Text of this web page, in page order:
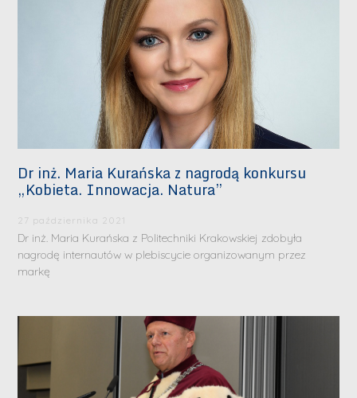
Dr inż. Maria Kurańska z nagrodą konkursu
„Kobieta. Innowacja. Natura”
27 października 2021
Dr inż. Maria Kurańska z Politechniki Krakowskiej zdobyła
nagrodę internautów w plebiscycie organizowanym przez
markę